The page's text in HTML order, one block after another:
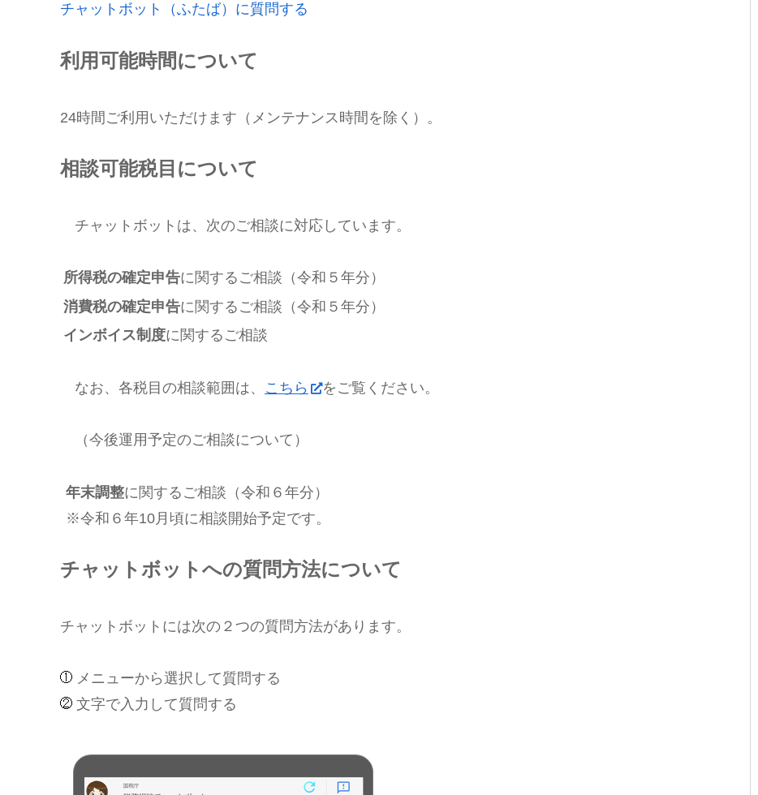
チャットボット（ふたば）に質問する
利用可能時間について
24時間ご利用いただけます（メンテナンス時間を除く）。
相談可能税目について
チャットボットは、次のご相談に対応しています。
所得税の確定申告に関するご相談（令和５年分）
消費税の確定申告に関するご相談（令和５年分）
インボイス制度に関するご相談
なお、各税目の相談範囲は、 こちら をご覧ください。
（今後運用予定のご相談について）
年末調整に関するご相談（令和６年分）
※令和６年10月頃に相談開始予定です。
チャットボットへの質問方法について
チャットボットには次の２つの質問方法があります。
メニューから選択して質問する
文字で入力して質問する